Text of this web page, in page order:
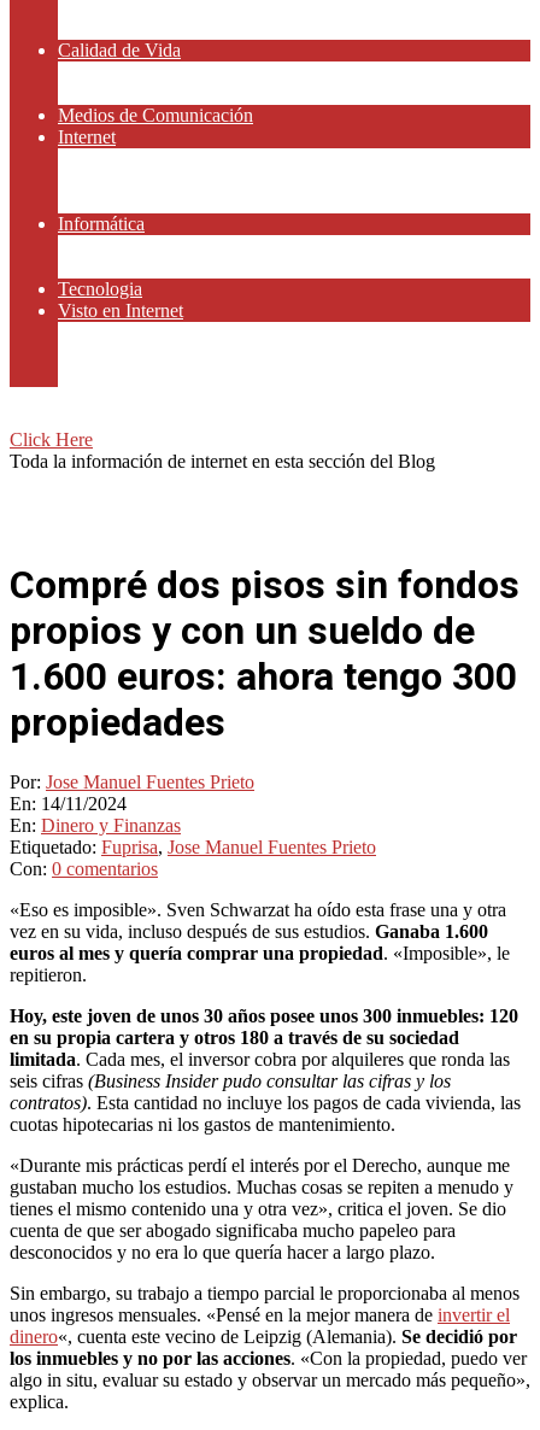
Calidad de Vida
Medios de Comunicación
Internet
Informática
Tecnologia
Visto en Internet
Click Here
Toda la información de internet en esta sección del Blog
Compré dos pisos sin fondos
propios y con un sueldo de
1.600 euros: ahora tengo 300
propiedades
Por: Jose Manuel Fuentes Prieto
En: 14/11/2024
En: Dinero y Finanzas
Etiquetado: Fuprisa, Jose Manuel Fuentes Prieto
Con: 0 comentarios
«Eso es imposible». Sven Schwarzat ha oído esta frase una y otra
vez en su vida, incluso después de sus estudios. Ganaba 1.600
euros al mes y quería comprar una propiedad. «Imposible», le
repitieron.
Hoy, este joven de unos 30 años posee unos 300 inmuebles: 120
en su propia cartera y otros 180 a través de su sociedad
limitada. Cada mes, el inversor cobra por alquileres que ronda las
seis cifras (Business Insider pudo consultar las cifras y los
contratos). Esta cantidad no incluye los pagos de cada vivienda, las
cuotas hipotecarias ni los gastos de mantenimiento.
«Durante mis prácticas perdí el interés por el Derecho, aunque me
gustaban mucho los estudios. Muchas cosas se repiten a menudo y
tienes el mismo contenido una y otra vez», critica el joven. Se dio
cuenta de que ser abogado significaba mucho papeleo para
desconocidos y no era lo que quería hacer a largo plazo.
Sin embargo, su trabajo a tiempo parcial le proporcionaba al menos
unos ingresos mensuales. «Pensé en la mejor manera de invertir el
dinero«, cuenta este vecino de Leipzig (Alemania). Se decidió por
los inmuebles y no por las acciones. «Con la propiedad, puedo ver
algo in situ, evaluar su estado y observar un mercado más pequeño»,
explica.